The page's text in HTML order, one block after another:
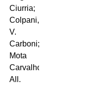
Ciurria;
Colpani,
V.
Carboni;
Mota
Carvalho.
All.